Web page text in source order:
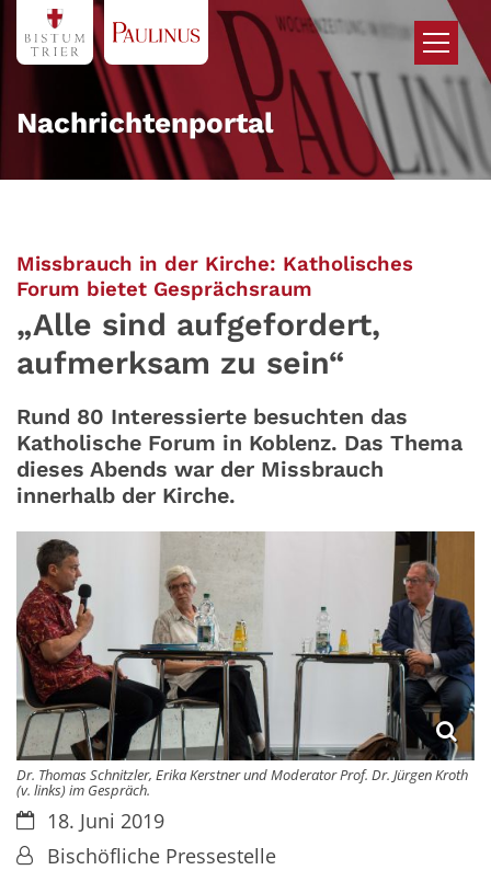
Zum Inhalt springen
Nachrichtenportal
Missbrauch in der Kirche: Katholisches
Forum bietet Gesprächsraum
„Alle sind aufgefordert,
aufmerksam zu sein“
Rund 80 Interessierte besuchten das
Katholische Forum in Koblenz. Das Thema
dieses Abends war der Missbrauch
innerhalb der Kirche.
Dr. Thomas Schnitzler, Erika Kerstner und Moderator Prof. Dr. Jürgen Kroth
(v. links) im Gespräch.
Datum:18. Juni 2019
Von:Bischöfliche Pressestelle